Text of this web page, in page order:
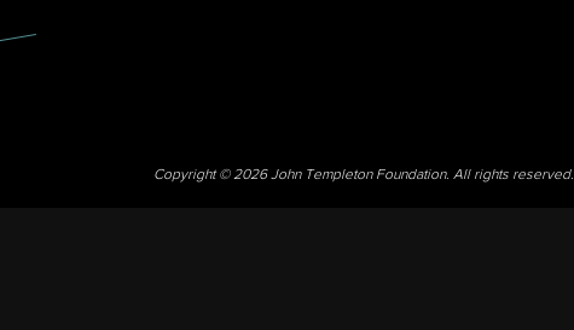
Copyright © 2026 John Templeton Foundation. All rights reserved.